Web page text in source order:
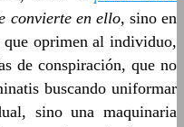
convierte en ello, sino en
oprimen al individuo,
de conspiración, que no
buscando uniformar
sino una maquinaria